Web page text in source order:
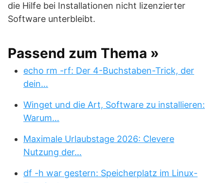
die Hilfe bei Installationen nicht lizenzierter
Software unterbleibt.
Passend zum Thema »
echo rm -rf: Der 4-Buchstaben-Trick, der
dein…
Winget und die Art, Software zu installieren:
Warum…
Maximale Urlaubstage 2026: Clevere
Nutzung der…
df -h war gestern: Speicherplatz im Linux-